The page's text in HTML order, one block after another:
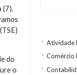
Atividade
Comércio
(7).
do
o